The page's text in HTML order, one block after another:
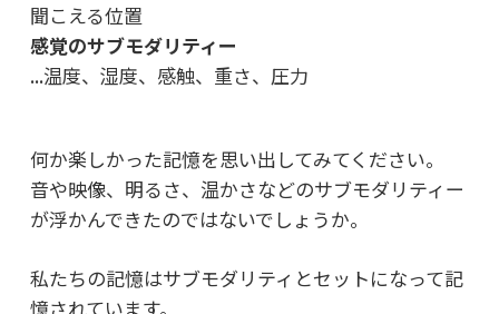
聞こえる位置
感覚のサブモダリティー
...温度、湿度、感触、重さ、圧力
何か楽しかった記憶を思い出してみてください。
音や映像、明るさ、温かさなどのサブモダリティー
が浮かんできたのではないでしょうか。
私たちの記憶はサブモダリティとセットになって記
憶されています。